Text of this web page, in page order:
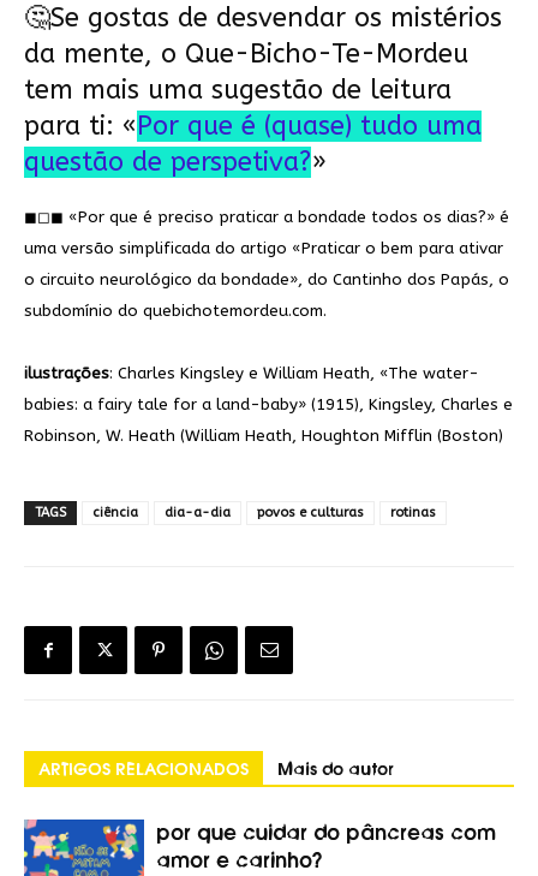
🤔Se gostas de desvendar os mistérios
da mente, o Que-Bicho-Te-Mordeu
tem mais uma sugestão de leitura
para ti: «Por que é (quase) tudo uma
questão de perspetiva?»
◼◻◼ «Por que é preciso praticar a bondade todos os dias?» é
uma versão simplificada do artigo «Praticar o bem para ativar
o circuito neurológico da bondade», do Cantinho dos Papás, o
subdomínio do quebichotemordeu.com.
ilustrações: Charles Kingsley e William Heath, «The water-
babies: a fairy tale for a land-baby» (1915), Kingsley, Charles e
Robinson, W. Heath (William Heath, Houghton Mifflin (Boston)
TAGS ciência dia-a-dia povos e culturas rotinas
ARTIGOS RELACIONADOS Mais do autor
por que cuidar do pâncreas com
amor e carinho?